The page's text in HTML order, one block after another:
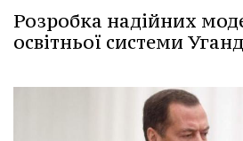
Розробка надійних
освітньої системи